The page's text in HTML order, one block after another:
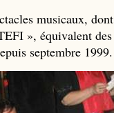
musicaux, dont
», équivalent des
septembre 1999.